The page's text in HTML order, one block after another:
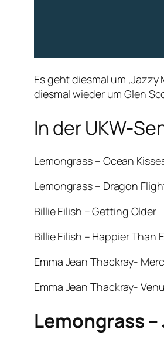
Es geht diesmal um ‚Jazzy
diesmal wieder um Glen
In der UKW-
Lemongrass – Ocean
Lemongrass – Dragon
Billie Eilish – Getting Older
Billie Eilish – Happier Than
Emma Jean Thackray-
Emma Jean Thackray-
Lemongrass